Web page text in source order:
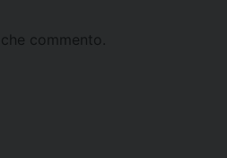
commento.